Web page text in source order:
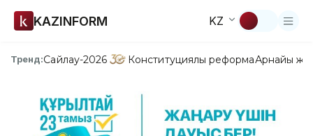
KAZINFORM KZ
Тренд:Сайлау-2026 Конституциялық реформаАрнайы